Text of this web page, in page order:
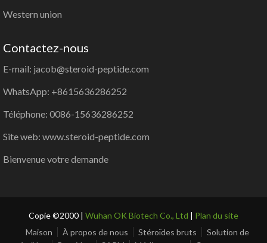
Western union
Contactez-nous
E-mail: jacob@steroid-peptide.com
WhatsApp: +8615636286252
Téléphone: 0086-15636286252
Site web: www.steroid-peptide.com
Bienvenue votre demande
Copie ©2000 | Wuhan OK Biotech Co., Ltd | Plan du site
Maison
À propos de nous Stéroïdes bruts
Solution de